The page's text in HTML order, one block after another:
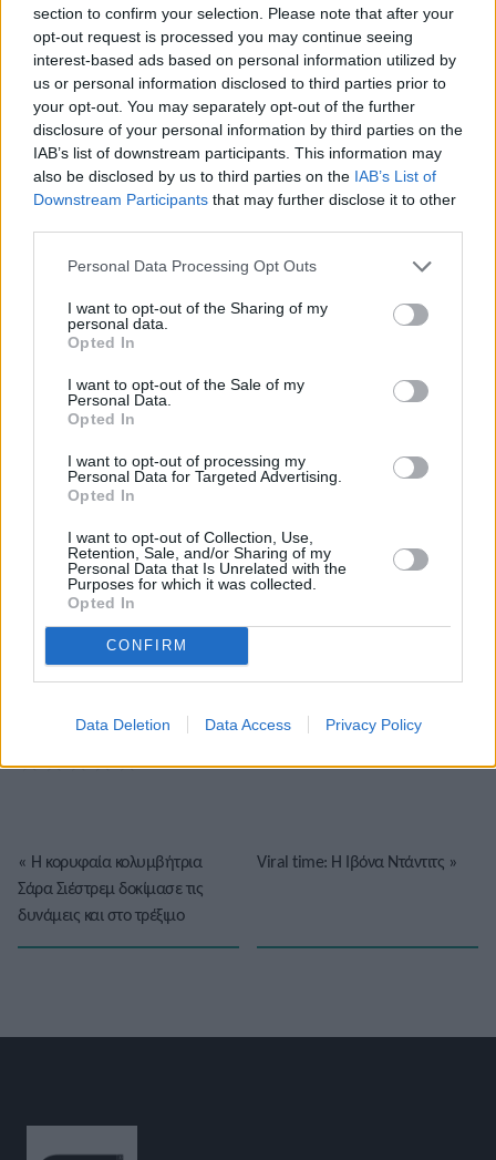
section to confirm your selection. Please note that after your
opt-out request is processed you may continue seeing
interest-based ads based on personal information utilized by
us or personal information disclosed to third parties prior to
your opt-out. You may separately opt-out of the further
disclosure of your personal information by third parties on the
IAB’s list of downstream participants. This information may
also be disclosed by us to third parties on the IAB’s List of
Downstream Participants that may further disclose it to other
Personal Data Processing Opt Outs
I want to opt-out of the Sharing of my
personal data.
Opted In
I want to opt-out of the Sale of my
Personal Data.
Opted In
I want to opt-out of processing my
Personal Data for Targeted Advertising.
Opted In
I want to opt-out of Collection, Use,
Retention, Sale, and/or Sharing of my
Personal Data that Is Unrelated with the
Purposes for which it was collected.
Opted In
CONFIRM
Data Deletion Data Access Privacy Policy
Εγγραφείτε στο Stivostime των
Τόλης Λελεκίδης
Βαθμολογήστε αυτό το άρθρο:
★★★★★
« Η κορυφαία κολυμβήτρια
Σάρα Σιέστρεμ δοκίμασε τις
δυνάμεις και στο τρέξιμο
Viral time: Η Ιβόνα Ντάντιτς »